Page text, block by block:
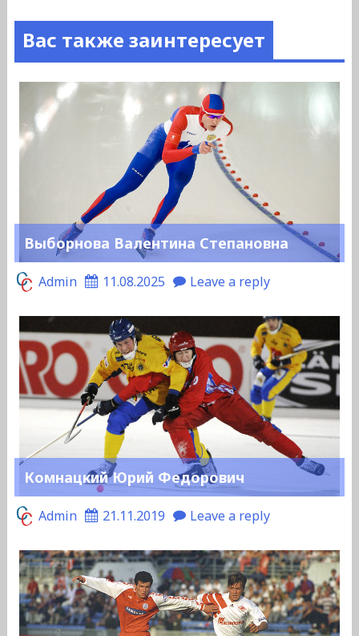
Вас также заинтересует
Выборнова Валентина Степановна
Admin 11.08.2025 Leave a reply
Комнацкий Юрий Федорович
Admin 21.11.2019 Leave a reply